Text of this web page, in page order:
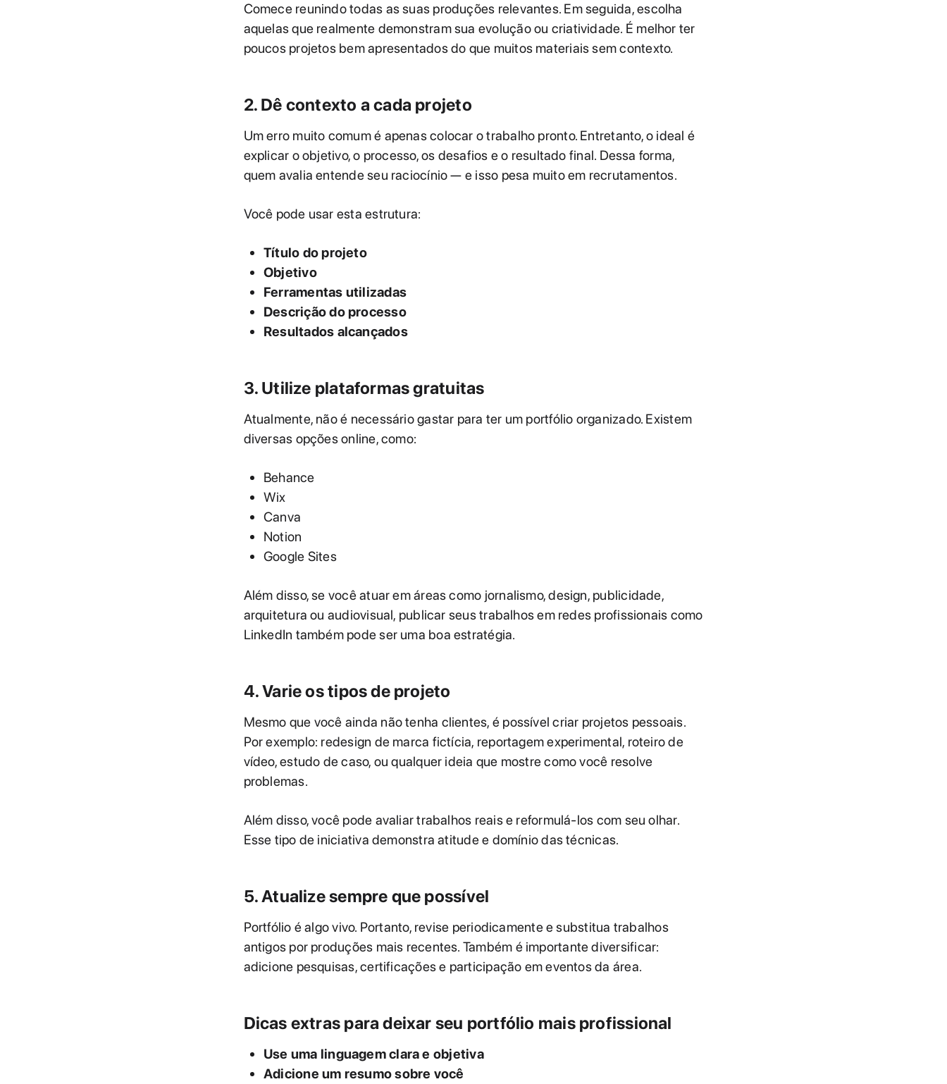
Comece reunindo todas as suas produções relevantes. Em seguida, escolha
aquelas que realmente demonstram sua evolução ou criatividade. É melhor ter
poucos projetos bem apresentados do que muitos materiais sem contexto.
2. Dê contexto a cada projeto
Um erro muito comum é apenas colocar o trabalho pronto. Entretanto, o ideal é
explicar o objetivo, o processo, os desafios e o resultado final. Dessa forma,
quem avalia entende seu raciocínio — e isso pesa muito em recrutamentos.
Você pode usar esta estrutura:
Título do projeto
Objetivo
Ferramentas utilizadas
Descrição do processo
Resultados alcançados
3. Utilize plataformas gratuitas
Atualmente, não é necessário gastar para ter um portfólio organizado. Existem
diversas opções online, como:
Behance
Wix
Canva
Notion
Google Sites
Além disso, se você atuar em áreas como jornalismo, design, publicidade,
arquitetura ou audiovisual, publicar seus trabalhos em redes profissionais como
LinkedIn também pode ser uma boa estratégia.
4. Varie os tipos de projeto
Mesmo que você ainda não tenha clientes, é possível criar projetos pessoais.
Por exemplo: redesign de marca fictícia, reportagem experimental, roteiro de
vídeo, estudo de caso, ou qualquer ideia que mostre como você resolve
problemas.
Além disso, você pode avaliar trabalhos reais e reformulá-los com seu olhar.
Esse tipo de iniciativa demonstra atitude e domínio das técnicas.
5. Atualize sempre que possível
Portfólio é algo vivo. Portanto, revise periodicamente e substitua trabalhos
antigos por produções mais recentes. Também é importante diversificar:
adicione pesquisas, certificações e participação em eventos da área.
Dicas extras para deixar seu portfólio mais profissional
Use uma linguagem clara e objetiva
Adicione um resumo sobre você